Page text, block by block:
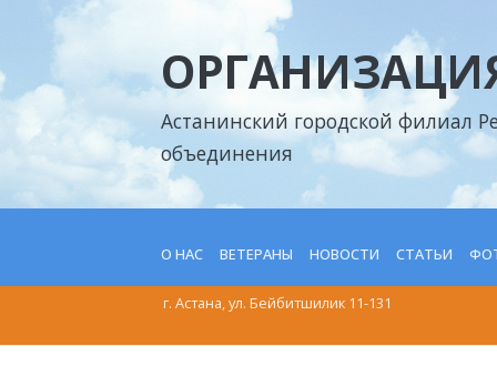
Астанинский городской филиал
объединения
О НАС ВЕТЕРАНЫ НОВОСТИ СТАТЬИ
г. Астана, ул. Бейбитшилик 11-131